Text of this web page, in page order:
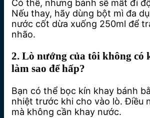
Có thể, nhưng bánh sẽ mất đi
Nếu thay, hãy dùng bột mì đa
nước cốt dừa xuống 250ml để
nhão.
2. Lò nướng của tôi không có
làm sao để hấp?
Bạn có thể bọc kín khay bánh
nhiệt trước khi cho vào lò. Điều
mà không cần khay nước.